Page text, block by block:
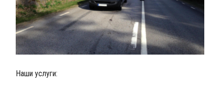
Наши услуги: